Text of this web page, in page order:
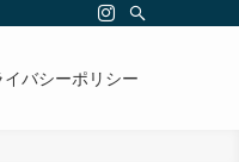
イバシーポリシー